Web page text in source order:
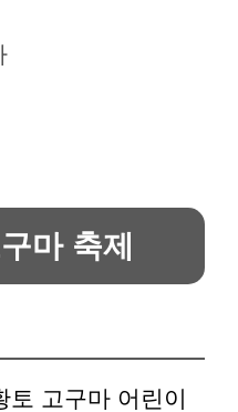
마 축제
토 고구마 어린이